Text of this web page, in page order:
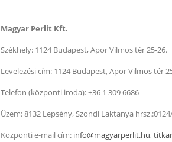
Magyar Perlit Kft.
Székhely: 1124 Budapest, Apor Vilmos tér 25-26.
Levelezési cím: 1124 Budapest, Apor Vilmos tér
Telefon (központi iroda): +36 1 309 6686
Üzem: 8132 Lepsény, Szondi Laktanya
Központi e-mail cím: info@magyarperlit.hu,